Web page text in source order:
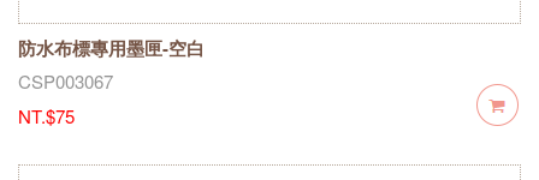
防水布標專用墨匣-空白
CSP003067
NT.$75